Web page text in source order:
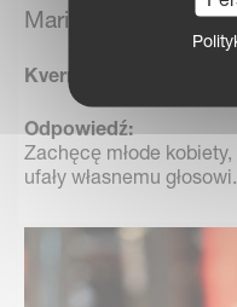
Maria Vasbotten
Kverneland Group
Odpowiedź:
Zachęcę młode
ufały własnemu głosowi.